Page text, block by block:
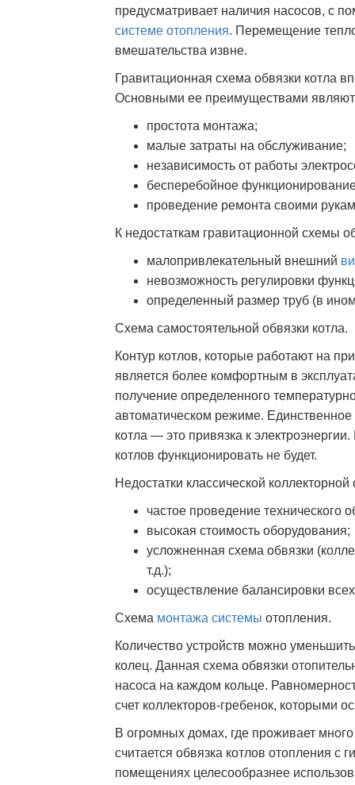
предусматривает наличия насосов, с
системе отопления. Перемещение
вмешательства извне.
Гравитационная схема обвязки котла
Основными ее преимуществами
простота монтажа;
малые затраты на обслуживание;
независимость от работы
бесперебойное
проведение ремонта своими
К недостаткам гравитационной схемы
малопривлекательный внешний
невозможность регулировки
определенный размер труб (в
Схема самостоятельной обвязки котла.
Контур котлов, которые работают на
является более комфортным в
получение определенного
автоматическом режиме. Единственное
котла — это привязка к
котлов функционировать не будет.
Недостатки классической коллекторной
частое проведение технического
высокая стоимость оборудования;
усложненная схема обвязки
т.д.);
осуществление балансировки
Схема монтажа системы отопления.
Количество устройств можно
колец. Данная схема обвязки
насоса на каждом кольце.
счет коллекторов-гребенок, которыми
В огромных домах, где проживает
считается обвязка котлов отопления с
помещениях целесообразнее